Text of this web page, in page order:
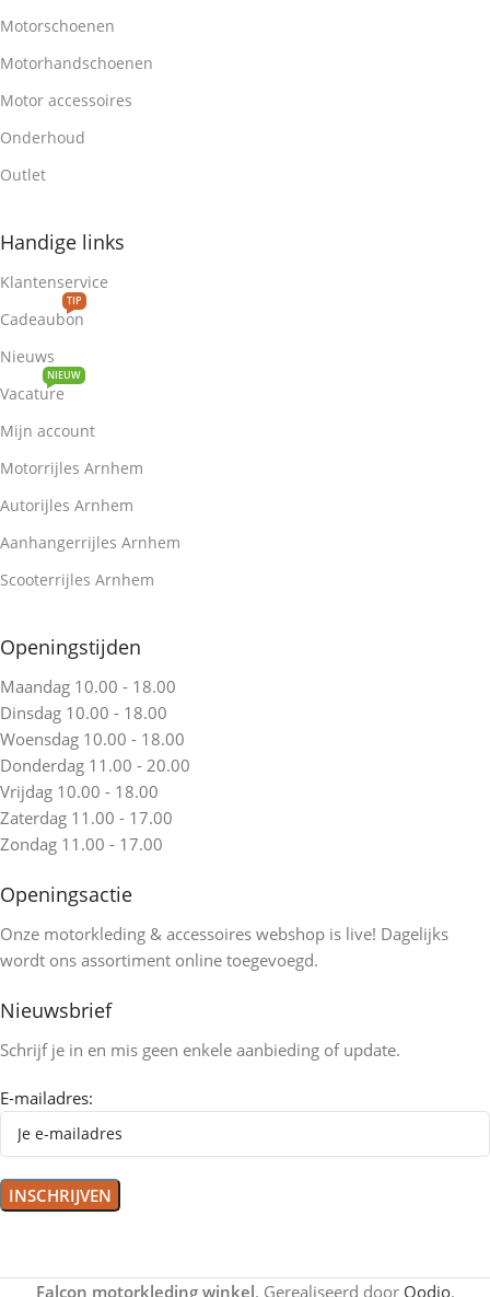
Motorschoenen
Motorhandschoenen
Motor accessoires
Onderhoud
Outlet
Handige links
Klantenservice
Cadeaubon
TIP
Nieuws
Vacature
NIEUW
Mijn account
Motorrijles Arnhem
Autorijles Arnhem
Aanhangerrijles Arnhem
Scooterrijles Arnhem
Openingstijden
Maandag 10.00 - 18.00
Dinsdag 10.00 - 18.00
Woensdag 10.00 - 18.00
Donderdag 11.00 - 20.00
Vrijdag 10.00 - 18.00
Zaterdag 11.00 - 17.00
Zondag 11.00 - 17.00
Openingsactie
Onze motorkleding & accessoires webshop is live! Dagelijks
wordt ons assortiment online toegevoegd.
Nieuwsbrief
Schrijf je in en mis geen enkele aanbieding of update.
E-mailadres:
Falcon motorkleding winkel. Gerealiseerd door Qodio.